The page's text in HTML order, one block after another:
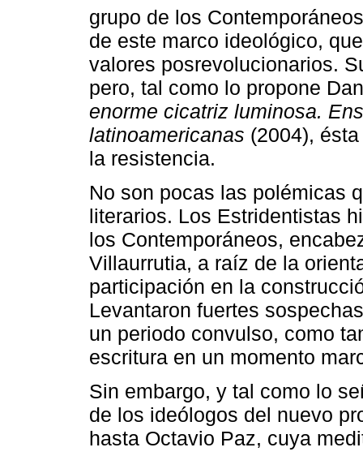
grupo de los Contemporáneos
de este marco ideológico,
valores posrevolucionarios.
pero, tal como lo propone
enorme cicatriz luminosa.
latinoamericanas (2004),
la resistencia.
No son pocas las polémicas
literarios. Los Estridentistas
los Contemporáneos,
Villaurrutia, a raíz de la
participación en la
Levantaron fuertes
un periodo convulso, como
escritura en un momento
Sin embargo, y tal como lo
de los ideólogos del nuevo
hasta Octavio Paz, cuya